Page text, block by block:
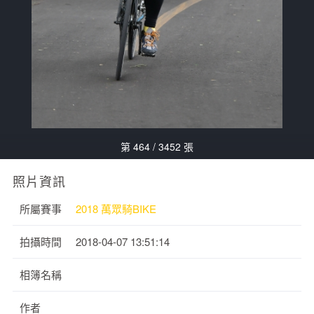
第 464 / 3452 張
照片資訊
所屬賽事 2018 萬眾騎BIKE
拍攝時間 2018-04-07 13:51:14
相簿名稱
作者